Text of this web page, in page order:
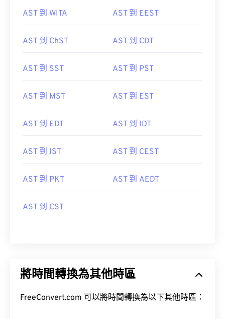
AST 到 WITA AST 到 EEST
AST 到 ChST AST 到 CDT
AST 到 SST AST 到 PST
AST 到 MST AST 到 EST
AST 到 EDT AST 到 IDT
AST 到 IST AST 到 CEST
AST 到 PKT AST 到 AEDT
AST 到 CST
將時間轉換為其他時區
FreeConvert.com 可以將時間轉換為以下其他時區：